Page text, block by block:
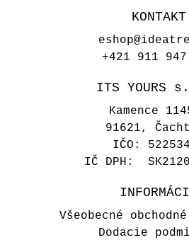
KONTAKT
+421 911
ITS YOURS
Kamence
91621,
IČO:
IČ DPH:
Všeobecné
Dodacie